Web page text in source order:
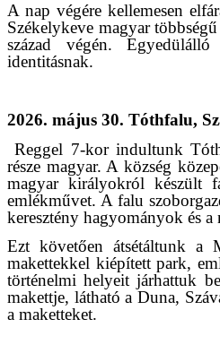
A nap végére kellemesen
Székelykeve magyar
század végén.
identitásnak.
2026. május 30. Tóthfalu,
Reggel 7-kor indultunk
része magyar. A község
magyar királyokról készült
emlékművet. A falu
keresztény hagyományok és a
Ezt követően átsétáltunk a
makettekkel kiépített park,
történelmi helyeit járhattuk
makettje, látható a Duna,
a maketteket.